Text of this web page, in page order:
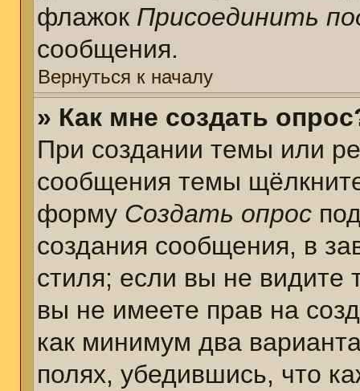
флажок Присоединить
сообщения.
Вернуться к началу
» Как мне создать
При создании темы или
сообщения темы
форму Создать опрос
создания сообщения, в
стиля; если вы не видите
вы не имеете прав на
как минимум два
полях, убедившись, что